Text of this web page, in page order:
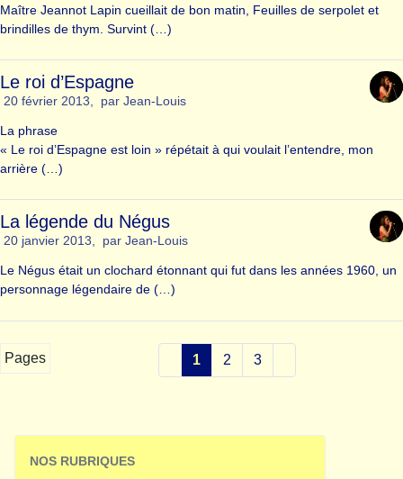
Maître Jeannot Lapin cueillait de bon matin, Feuilles de serpolet et
brindilles de thym. Survint (…)
Le roi d’Espagne
20 février 2013, par Jean-Louis
La phrase
« Le roi d’Espagne est loin » répétait à qui voulait l’entendre, mon
arrière (…)
La légende du Négus
20 janvier 2013, par Jean-Louis
Le Négus était un clochard étonnant qui fut dans les années 1960, un
personnage légendaire de (…)
Pages 1 2 3
NOS RUBRIQUES